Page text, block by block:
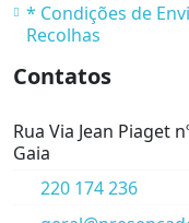
* Condições de
Recolhas
Contatos
Rua Via Jean Piaget
Gaia
220 174 236